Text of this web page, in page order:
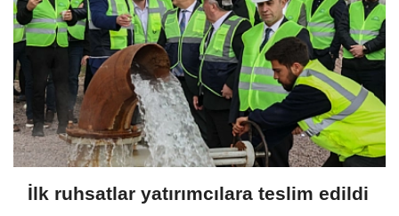
İlk ruhsatlar yatırımcılara teslim edildi